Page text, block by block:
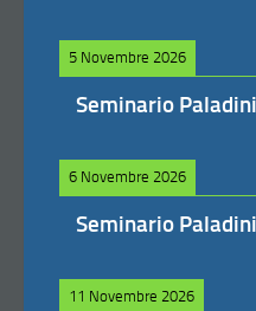
5 Novembre 2026
Seminario
6 Novembre 2026
Seminario
11 Novembre 2026